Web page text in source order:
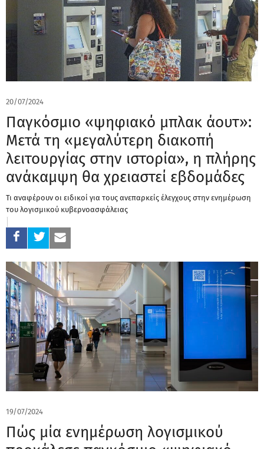
20/07/2024
Παγκόσμιο «ψηφιακό μπλακ άουτ»:
Μετά τη «μεγαλύτερη διακοπή
λειτουργίας στην ιστορία», η πλήρης
ανάκαμψη θα χρειαστεί εβδομάδες
Τι αναφέρουν οι ειδικοί για τους ανεπαρκείς έλεγχους στην ενημέρωση
του λογισμικού κυβερνοασφάλειας
19/07/2024
Πώς μία ενημέρωση λογισμικού